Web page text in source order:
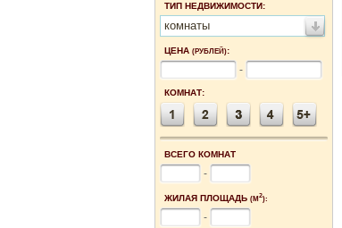
ТИП НЕДВИЖИМОСТИ:
комнаты
ЦЕНА (РУБЛЕЙ):
-
КОМНАТ:
ВСЕГО КОМНАТ
-
ЖИЛАЯ ПЛОЩАДЬ (М2):
-